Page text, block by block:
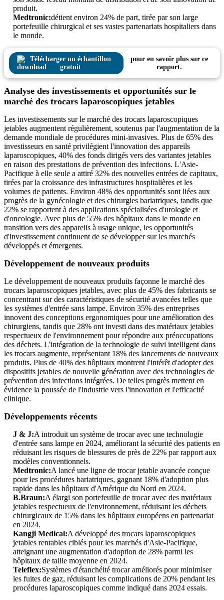
produit.
Medtronic:détient environ 24% de part, tirée par son large
portefeuille chirurgical et ses vastes partenariats hospitaliers dans
le monde.
Télécharger un échantillon
gratuit
pour en savoir plus sur ce
rapport.
Analyse des investissements et opportunités sur le
marché des trocars laparoscopiques jetables
Les investissements sur le marché des trocars laparoscopiques
jetables augmentent régulièrement, soutenus par l'augmentation de la
demande mondiale de procédures mini-invasives. Plus de 65% des
investisseurs en santé privilégient l'innovation des appareils
laparoscopiques, 40% des fonds dirigés vers des variantes jetables
en raison des prestations de prévention des infections. L'Asie-
Pacifique à elle seule a attiré 32% des nouvelles entrées de capitaux,
tirées par la croissance des infrastructures hospitalières et les
volumes de patients. Environ 48% des opportunités sont liées aux
progrès de la gynécologie et des chirurgies bariatriques, tandis que
22% se rapportent à des applications spécialisées d'urologie et
d'oncologie. Avec plus de 55% des hôpitaux dans le monde en
transition vers des appareils à usage unique, les opportunités
d'investissement continuent de se développer sur les marchés
développés et émergents.
Développement de nouveaux produits
Le développement de nouveaux produits façonne le marché des
trocars laparoscopiques jetables, avec plus de 45% des fabricants se
concentrant sur des caractéristiques de sécurité avancées telles que
les systèmes d'entrée sans lampe. Environ 35% des entreprises
innovent des conceptions ergonomiques pour une amélioration des
chirurgiens, tandis que 28% ont investi dans des matériaux jetables
respectueux de l'environnement pour répondre aux préoccupations
des déchets. L'intégration de la technologie de suivi intelligent dans
les trocars augmente, représentant 18% des lancements de nouveaux
produits. Plus de 40% des hôpitaux montrent l'intérêt d'adopter des
dispositifs jetables de nouvelle génération avec des technologies de
prévention des infections intégrées. De telles progrès mettent en
évidence la poussée de l'industrie vers l'innovation et l'efficacité
clinique.
Développements récents
J & J:A introduit un système de trocar avec une technologie
d'entrée sans lampe en 2024, améliorant la sécurité des patients en
réduisant les risques de blessures de près de 22% par rapport aux
modèles conventionnels.
Medtronic:A lancé une ligne de trocar jetable avancée conçue
pour les procédures bariatriques, gagnant 18% d'adoption plus
rapide dans les hôpitaux d'Amérique du Nord en 2024.
B.Braun:A élargi son portefeuille de trocar avec des matériaux
jetables respectueux de l'environnement, réduisant les déchets
chirurgicaux de 15% dans les hôpitaux européens en partenariat
en 2024.
Kangji Medical:A développé des trocars laparoscopiques
jetables rentables ciblés pour les marchés d'Asie-Pacifique,
atteignant une augmentation d'adoption de 28% parmi les
hôpitaux de taille moyenne en 2024.
Teleflex:Systèmes d'étanchéité trocar améliorés pour minimiser
les fuites de gaz, réduisant les complications de 20% pendant les
procédures laparoscopiques comme indiqué dans 2024 essais.